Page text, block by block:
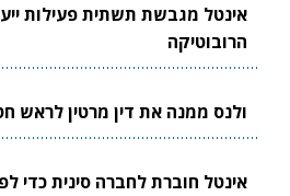
אינטל מגבשת תשתית פעילות
הרובוטיקה
ולנס ממנה את דין מרטין לראש
אינטל חוברת לחברה סינית כדי